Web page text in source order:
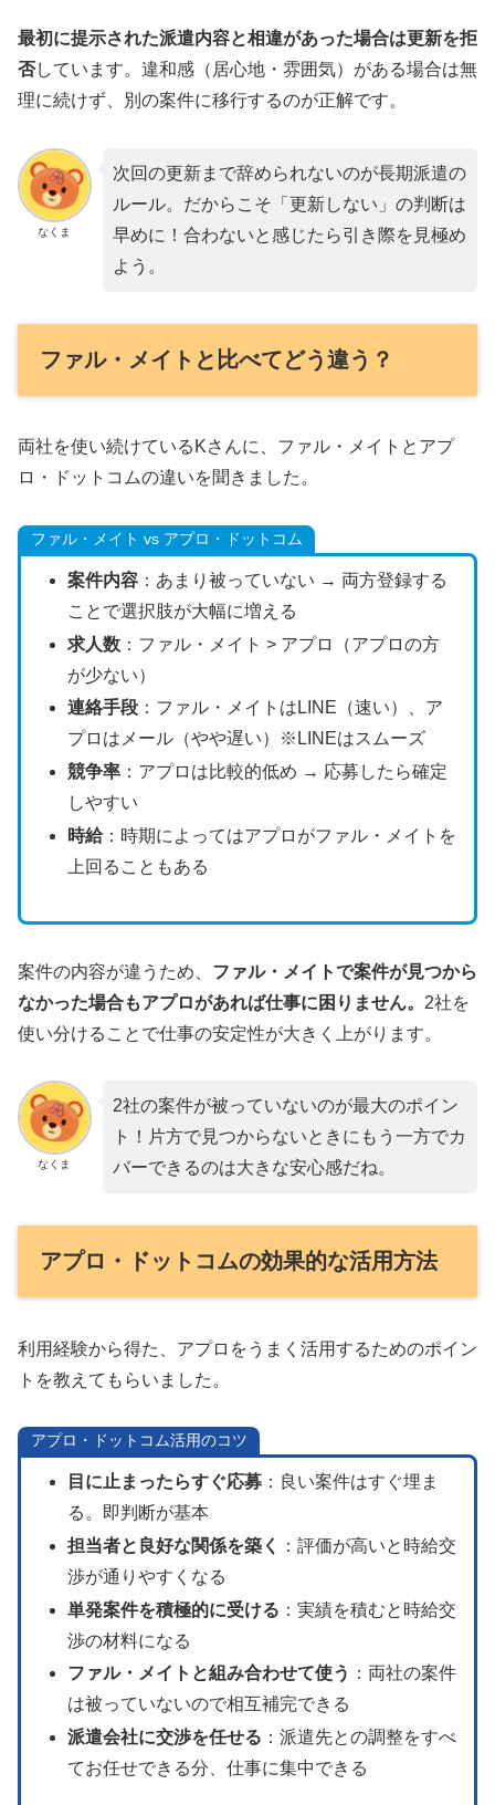
最初に提示された派遣内容と相違があった場合は更新を拒
否しています。違和感（居心地・雰囲気）がある場合は無
理に続けず、別の案件に移行するのが正解です。
なくま
次回の更新まで辞められないのが長期派遣の
ルール。だからこそ「更新しない」の判断は
早めに！合わないと感じたら引き際を見極め
よう。
ファル・メイトと比べてどう違う？
両社を使い続けているKさんに、ファル・メイトとアプ
ロ・ドットコムの違いを聞きました。
ファル・メイト vs アプロ・ドットコム
案件内容：あまり被っていない → 両方登録する
ことで選択肢が大幅に増える
求人数：ファル・メイト > アプロ（アプロの方
が少ない）
連絡手段：ファル・メイトはLINE（速い）、ア
プロはメール（やや遅い）※LINEはスムーズ
競争率：アプロは比較的低め → 応募したら確定
しやすい
時給：時期によってはアプロがファル・メイトを
上回ることもある
案件の内容が違うため、 ファル・メイトで案件が見つから
なかった場合もアプロがあれば仕事に困りません。 2社を
使い分けることで仕事の安定性が大きく上がります。
なくま
2社の案件が被っていないのが最大のポイン
ト！片方で見つからないときにもう一方でカ
バーできるのは大きな安心感だね。
アプロ・ドットコムの効果的な活用方法
利用経験から得た、アプロをうまく活用するためのポイン
トを教えてもらいました。
アプロ・ドットコム活用のコツ
目に止まったらすぐ応募：良い案件はすぐ埋ま
る。即判断が基本
担当者と良好な関係を築く
：評価が高いと時給交
渉が通りやすくなる
単発案件を積極的に受ける ：実績を積むと時給交
渉の材料になる
ファル・メイトと組み合わせて使う ：両社の案件
は被っていないので相互補完できる
派遣会社に交渉を任せる ：派遣先との調整をすべ
てお任せできる分、仕事に集中できる